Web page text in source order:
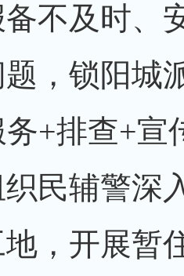
不及时、
，锁阳城
+排查+宣
民辅警深
，开展暂